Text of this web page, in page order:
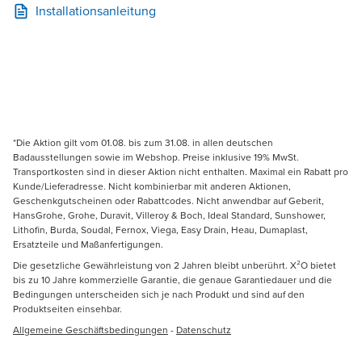
Installationsanleitung
*Die Aktion gilt vom 01.08. bis zum 31.08. in allen deutschen
Badausstellungen sowie im Webshop. Preise inklusive 19% MwSt.
Transportkosten sind in dieser Aktion nicht enthalten. Maximal ein Rabatt pro
Kunde/Lieferadresse. Nicht kombinierbar mit anderen Aktionen,
Geschenkgutscheinen oder Rabattcodes. Nicht anwendbar auf Geberit,
HansGrohe, Grohe, Duravit, Villeroy & Boch, Ideal Standard, Sunshower,
Lithofin, Burda, Soudal, Fernox, Viega, Easy Drain, Heau, Dumaplast,
Ersatzteile und Maßanfertigungen.
Die gesetzliche Gewährleistung von 2 Jahren bleibt unberührt. X²O bietet
bis zu 10 Jahre kommerzielle Garantie, die genaue Garantiedauer und die
Bedingungen unterscheiden sich je nach Produkt und sind auf den
Produktseiten einsehbar.
Allgemeine Geschäftsbedingungen - Datenschutz